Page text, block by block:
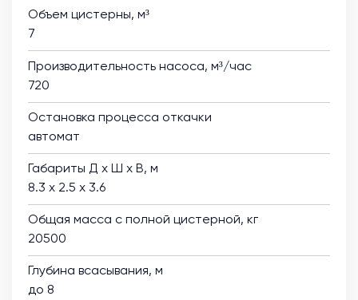
Объем цистерны, м³
7
Производительность насоса, м³/час
720
Остановка процесса откачки
автомат
Габариты Д х Ш х В, м
8.3 х 2.5 х 3.6
Общая масса с полной цистерной, кг
20500
Глубина всасывания, м
до 8